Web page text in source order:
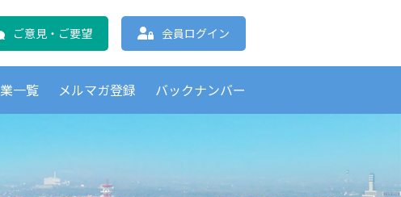
ーザ協会 北海道支部
ご意見・ご要望 会員ログイン
一覧 メルマガ登録 バックナンバー